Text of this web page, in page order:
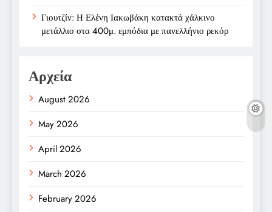
Γιουτζίν: Η Ελένη Ιακωβάκη κατακτά χάλκινο
μετάλλιο στα 400μ. εμπόδια με πανελλήνιο ρεκόρ
Αρχεία
August 2026
May 2026
April 2026
March 2026
February 2026